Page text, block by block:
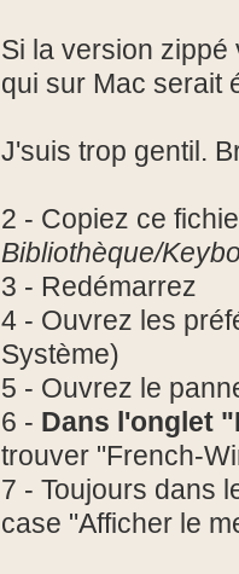
Si la version
qui sur Mac serait
J'suis trop gentil.
2 - Copiez ce
Bibliothèque/
3 - Redémarrez
4 - Ouvrez les
Système)
5 - Ouvrez le
6 - Dans l'onglet
trouver "French-
7 - Toujours dans
case "Afficher le